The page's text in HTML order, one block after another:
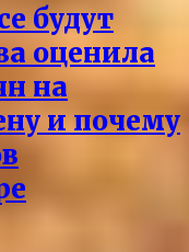
будут
оценила
на
и почему